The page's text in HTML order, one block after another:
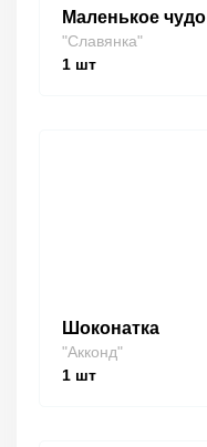
Маленькое чудо
"Славянка"
1 шт
Шоконатка
"Акконд"
1 шт